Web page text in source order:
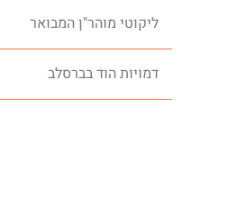
ליקוטי מוהר"ן המבואר
דמויות הוד בברסלב